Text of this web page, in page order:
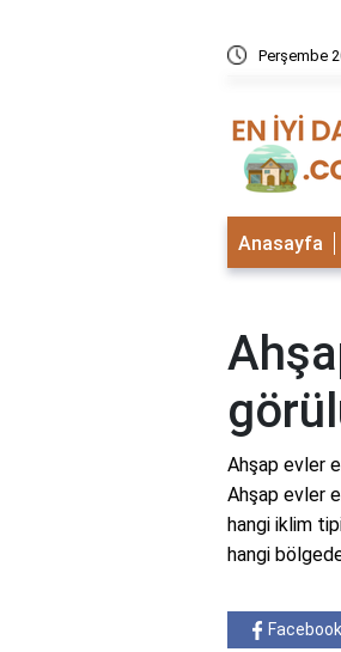
Perşembe
Anasayfa
Ahşap evler
Ahşap evler
hangi iklim
hangi
Facebook